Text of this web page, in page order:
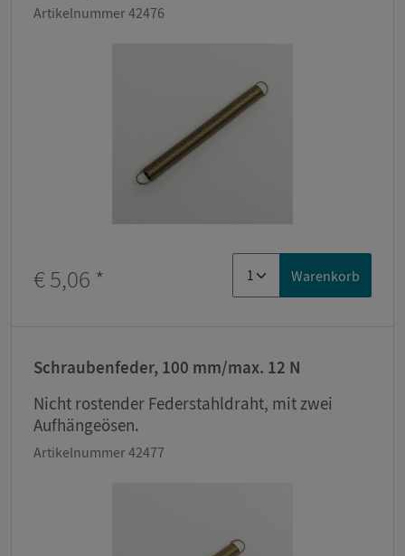
Artikelnummer 42476
€ 5,06 * Warenkorb
Schraubenfeder, 100 mm/max. 12 N
Nicht rostender Federstahldraht, mit zwei
Aufhängeösen.
Artikelnummer 42477